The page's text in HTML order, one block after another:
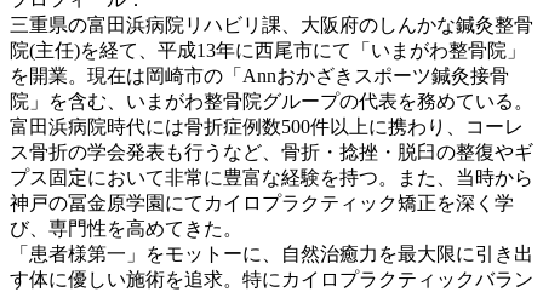
三重県の富田浜病院リハビリ課、大阪府のしんかな鍼灸整骨
院(主任)を経て、平成13年に西尾市にて「いまがわ整骨院」
を開業。現在は岡崎市の「Annおかざきスポーツ鍼灸接骨
院」を含む、いまがわ整骨院グループの代表を務めている。
富田浜病院時代には骨折症例数500件以上に携わり、コーレ
ス骨折の学会発表も行うなど、骨折・捻挫・脱臼の整復やギ
プス固定において非常に豊富な経験を持つ。また、当時から
神戸の冨金原学園にて カイロプラクティック矯正を深く学
び、専門性を高めてきた。
「患者様第一」をモットーに、自然治癒力を最大限に引き出
す体に優しい施術を追求。特にカイロプラクティックバラン